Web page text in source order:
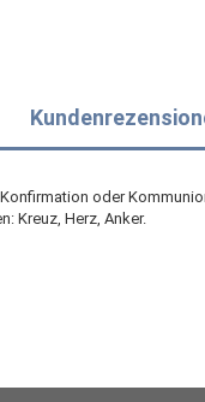
oder
Kreuz, Herz, Anker.